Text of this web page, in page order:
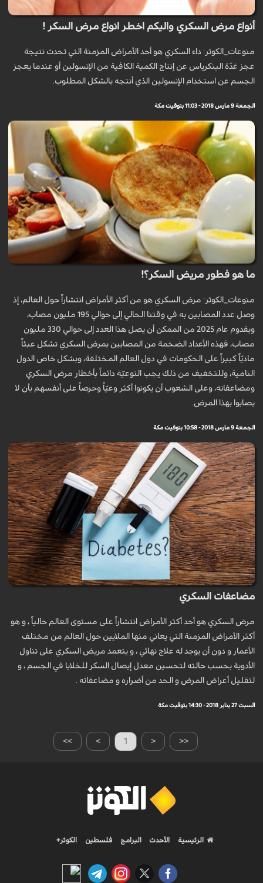
أنواع مرض السكري واليكم اخطر انواع مرض السكر !
منوعات_الكوثر: داء السكري هو أحد الأمراض المزمنة التي تحدث نتيجة
عجز غدّة البنكرياس عن إنتاج الكمية الكافية من الإنسولين أو عندما يعجز
الجسم عن استخدام الإنسولين الذي أنتجه بالشكل المطلوب.
الجمعة 9 مارس 2018 - 11:03 بتوقيت مكة
ما هو فطور مريض السكر؟!
منوعات_الكوثر: مرض السكري هو من أكثر الأمراض انتشاراً حول العالم، إذ
وصل عدد المصابين به في وقتنا الحالي إلى حوالي 195 مليون مصاب،
وبقدوم عام 2025 من الممكن أن يصل هذا العدد إلى حوالي 330 مليون
مصاب، فهذه الأعداد الضخمة من المصابين بمرض السكري تشكل عبئاً
ماديّاً كبيراً على الحكومات في دول العالم المختلفة، وبشكل خاص الدول
النامية، وللتخفيف من ذلك يجب التوعيّة دائماً بأخطار مرض السكري
ومضاعفاته، وعلى الشعوب أن يكونوا أكثر وعيّاً وحرصاً على أنفسهم بأن لا
يصابوا بهذا المرض.
الجمعة 9 مارس 2018 - 10:58 بتوقيت مكة
مضاعفات السكري
مرض السكري هو أحد أكثر الأمراض انتشاراً على مستوى العالم حالياً ، و هو
أكثر الأمراض المزمنة التي يعاني منها الملايين حول العالم من مختلف
الأعمار و دون أن يوجد له علاج نهائي ، و يتعمد مريض السكري على تناول
الأدوية بحسب حالته لتحسين معدل إيصال السكر للخلايا في الجسم ، و
لتقليل أعراض المرض و الحد من أضراره و مضاعفاته .
السبت 27 يناير 2018 - 14:30 بتوقيت مكة
>> > 1 < <<
الرئيسية الأحدث البرامج فلسطين الكوثر+